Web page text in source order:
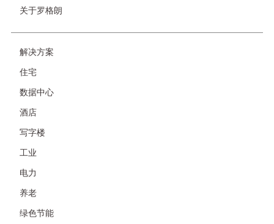
关于罗格朗
友
链
非
页
解决方案
住宅
数据中心
酒店
写字楼
工业
电力
养老
绿色节能